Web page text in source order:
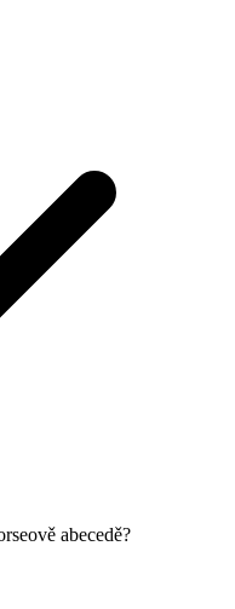
abecedě?